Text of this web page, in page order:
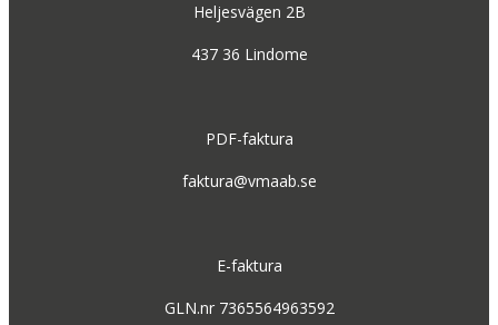
Heljesvägen 2B
437 36 Lindome
PDF-faktura
faktura@vmaab.se
E-faktura
GLN.nr 7365564963592